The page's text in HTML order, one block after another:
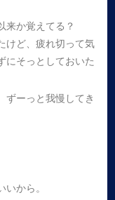
来か覚えてる？
けど、疲れ切って気
にそっとしておいた
ずーっと我慢してき
から。